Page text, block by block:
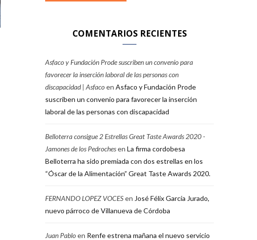
COMENTARIOS RECIENTES
Asfaco y Fundación Prode suscriben un convenio para
favorecer la inserción laboral de las personas con
discapacidad | Asfacoen Asfaco y Fundación Prode
suscriben un convenio para favorecer la inserción
laboral de las personas con discapacidad
Belloterra consigue 2 Estrellas Great Taste Awards 2020 -
Jamones de los Pedrochesen La firma cordobesa
Belloterra ha sido premiada con dos estrellas en los
“Óscar de la Alimentación” Great Taste Awards 2020.
FERNANDO LOPEZ VOCESen José Félix García Jurado,
nuevo párroco de Villanueva de Córdoba
Juan Pabloen Renfe estrena mañana el nuevo servicio